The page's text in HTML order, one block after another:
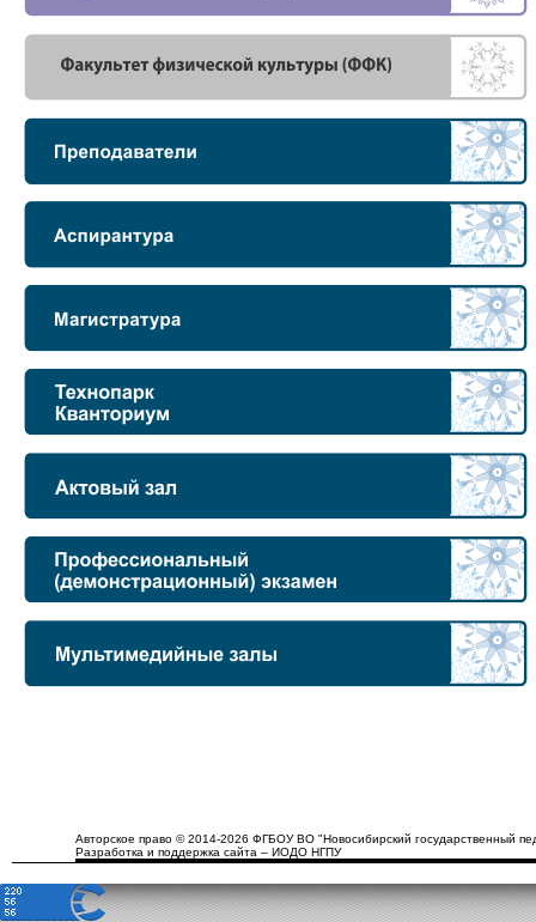
Авторское право © 2014-2026 ФГБОУ ВО "Новосибирский государственный
Разработка и поддержка сайта – ИОДО НГПУ